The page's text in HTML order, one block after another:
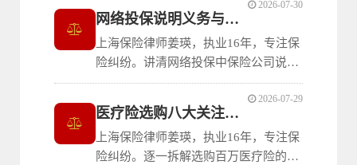
定的责任分配规则，以及双方均不申请
鉴定时法院的释明与处理方式，帮助消
费者理解鉴定策略的利弊。
网络投保说明义务与举证
上海保险律师姜瑛，执业16年，专注保
险纠纷。讲清网络投保中保险公司说明
义务的认定标准：仅提供链接不算主动
展示、须用特殊标识提示免责条款、举
证责任在保险公司须提交可回溯管理数
据，以及消费者可要求还原投保操作轨
迹的维权要点。
2026-07-30
医疗险选购八大关注要点
上海保险律师姜瑛，执业16年，专注保
险纠纷。逐一拆解选购百万医疗险的基
2026-07-29